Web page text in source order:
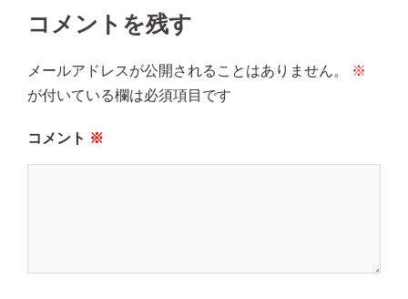
ゲ
ー
シ
ョ
ン
コメントを残す
メールアドレスが公開されることはありません。
※
が付いている欄は必須項目です
コメント ※